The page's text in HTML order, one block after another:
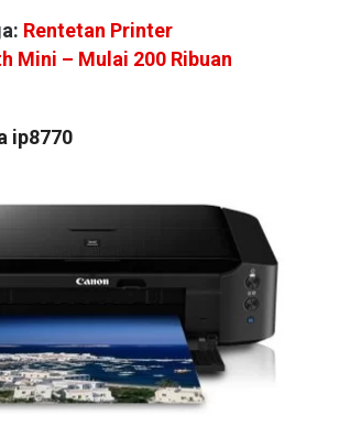
Rentetan Printer
Mini – Mulai 200 Ribuan
ip8770